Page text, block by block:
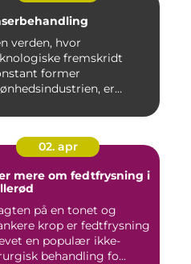
verden, hvor
fremskridt
former
er
02. apr
mere om fedtfrysning i
på en tonet og
krop er fedtfrysning
en populær ikke-
behandling fo...